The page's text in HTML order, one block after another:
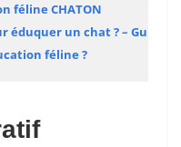
féline CHATON
éduquer un chat ? – Guide
féline ?